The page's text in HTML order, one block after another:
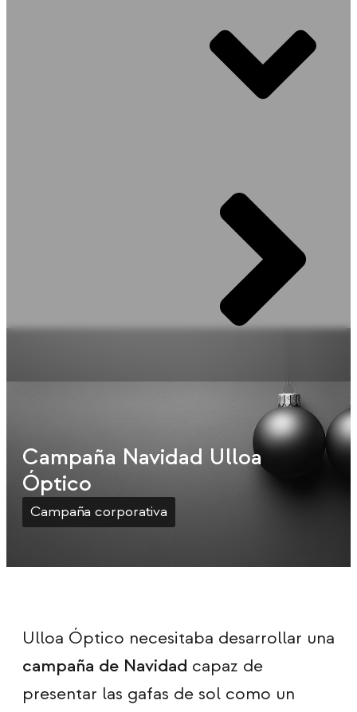
Campaña Navidad Ulloa
Óptico
Campaña corporativa
Ulloa Óptico necesitaba desarrollar una
campaña de Navidad capaz de
presentar las gafas de sol como un